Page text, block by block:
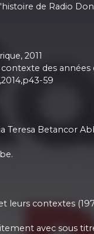
de Radio
2011
des
59
Betancor
leurs contextes
avec sous